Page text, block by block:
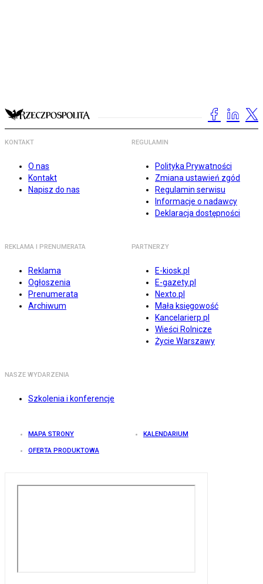
KONTAKT
O nas
Kontakt
Napisz do nas
REGULAMIN
Polityka Prywatności
Zmiana ustawień zgód
Regulamin serwisu
Informacje o nadawcy
Deklaracja dostępności
REKLAMA I PRENUMERATA
Reklama
Ogłoszenia
Prenumerata
Archiwum
PARTNERZY
E-kiosk.pl
E-gazety.pl
Nexto.pl
Mała księgowość
Kancelarierp.pl
Wieści Rolnicze
Życie Warszawy
NASZE WYDARZENIA
Szkolenia i konferencje
MAPA STRONY KALENDARIUM
OFERTA PRODUKTOWA